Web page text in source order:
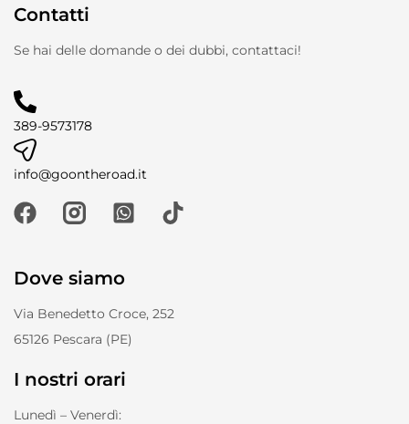
Contatti
Se hai delle domande o dei dubbi, contattaci!
389-9573178
info@goontheroad.it
Dove siamo
Via Benedetto Croce, 252
65126 Pescara (PE)
I nostri orari
Lunedì – Venerdì: